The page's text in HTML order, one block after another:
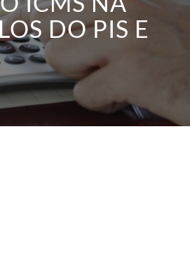
DO PIS E